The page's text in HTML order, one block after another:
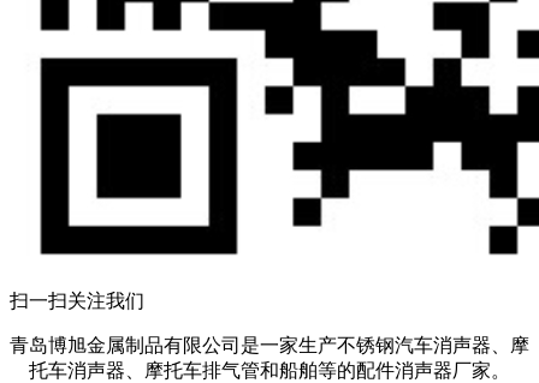
扫一扫关注我们
青岛博旭金属制品有限公司是一家生产不锈钢汽车消声器、摩
托车消声器、摩托车排气管和船舶等的配件消声器厂家。